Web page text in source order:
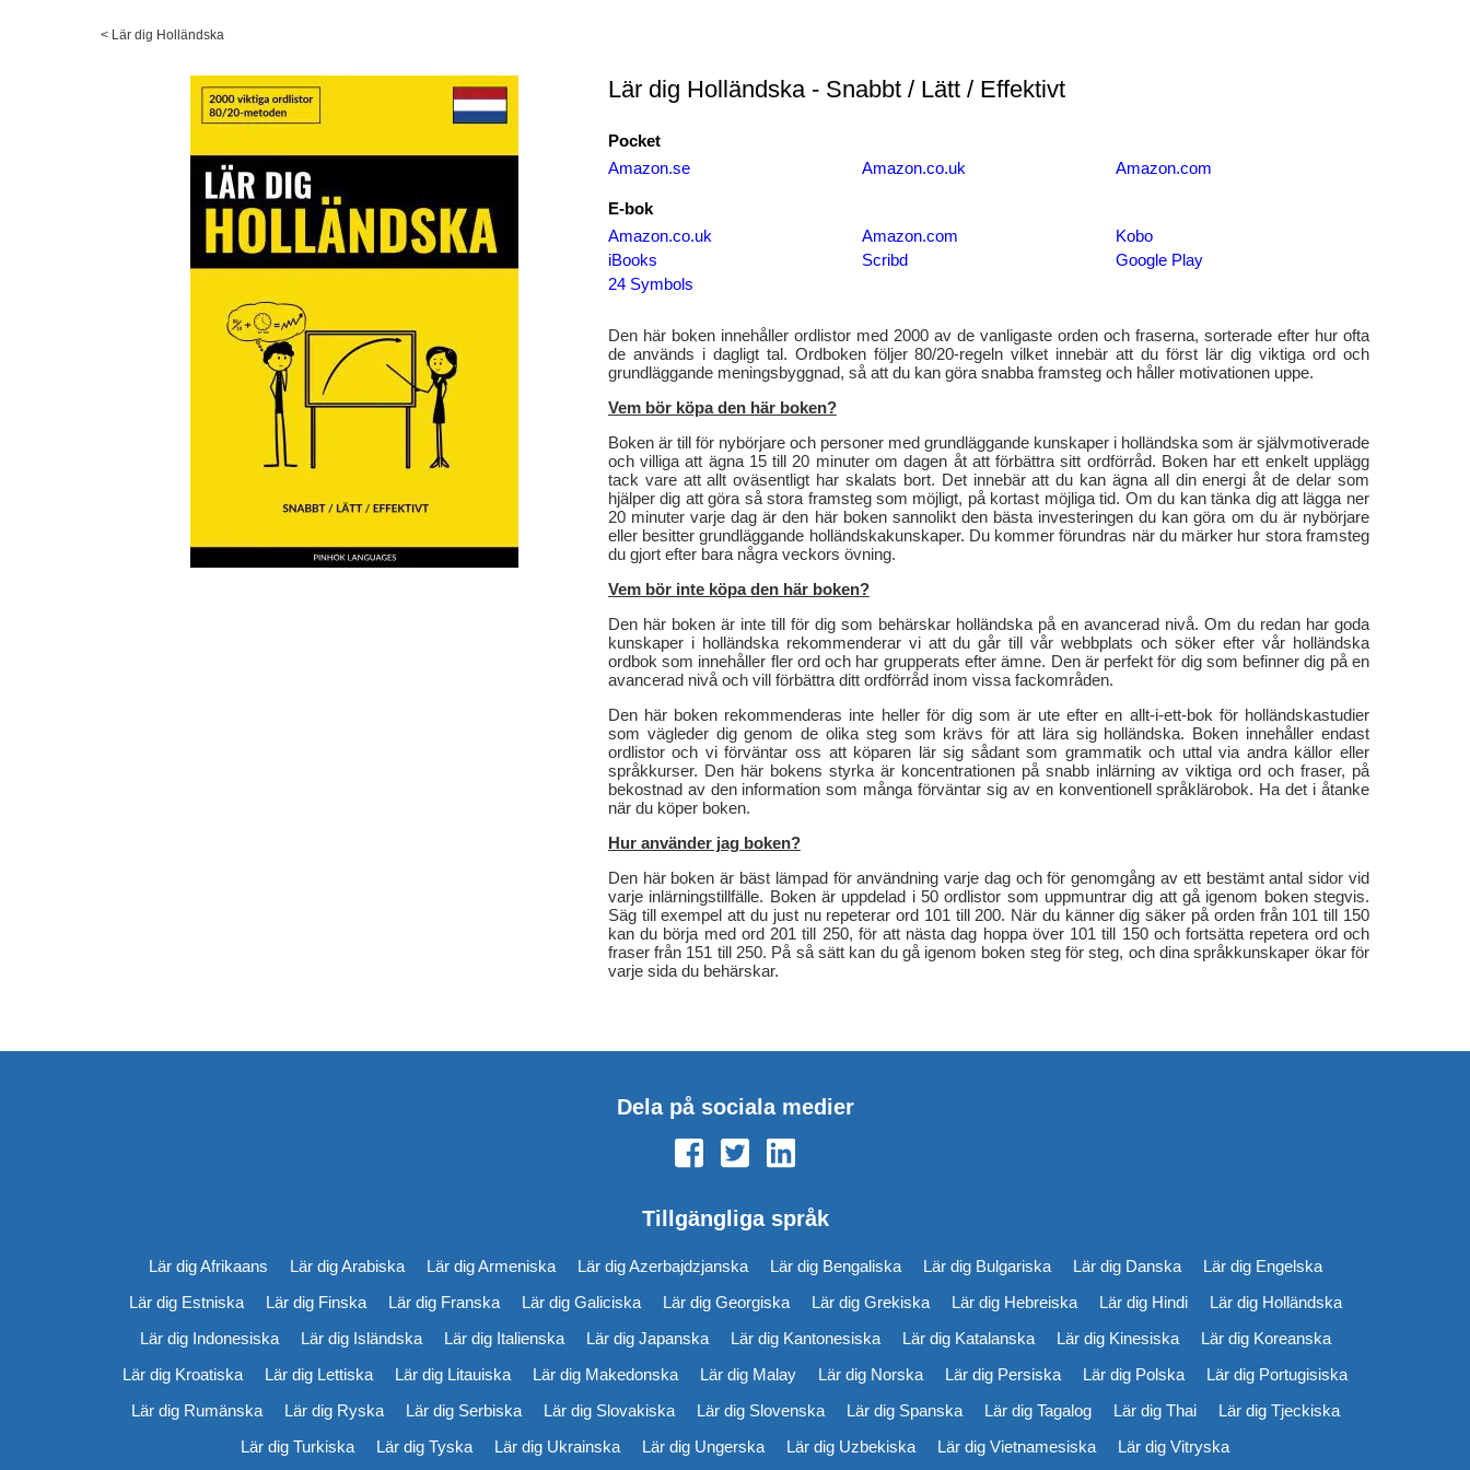
< Lär dig Holländska
Lär dig Holländska - Snabbt / Lätt / Effektivt
Pocket
Amazon.se
Amazon.co.uk Amazon.com
E-bok
Amazon.co.uk
Amazon.com
Kobo
iBooks
Scribd
Google Play
24 Symbols
Den här boken innehåller ordlistor med 2000 av de vanligaste orden och fraserna, sorterade efter hur ofta
de används i dagligt tal. Ordboken följer 80/20-regeln vilket innebär att du först lär dig viktiga ord och
grundläggande meningsbyggnad, så att du kan göra snabba framsteg och håller motivationen uppe.
Vem bör köpa den här boken?
Boken är till för nybörjare och personer med grundläggande kunskaper i holländska som är självmotiverade
och villiga att ägna 15 till 20 minuter om dagen åt att förbättra sitt ordförråd. Boken har ett enkelt upplägg
tack vare att allt oväsentligt har skalats bort. Det innebär att du kan ägna all din energi åt de delar som
hjälper dig att göra så stora framsteg som möjligt, på kortast möjliga tid. Om du kan tänka dig att lägga ner
20 minuter varje dag är den här boken sannolikt den bästa investeringen du kan göra om du är nybörjare
eller besitter grundläggande holländskakunskaper. Du kommer förundras när du märker hur stora framsteg
du gjort efter bara några veckors övning.
Vem bör inte köpa den här boken?
Den här boken är inte till för dig som behärskar holländska på en avancerad nivå. Om du redan har goda
kunskaper i holländska rekommenderar vi att du går till vår webbplats och söker efter vår holländska
ordbok som innehåller fler ord och har grupperats efter ämne. Den är perfekt för dig som befinner dig på en
avancerad nivå och vill förbättra ditt ordförråd inom vissa fackområden.
Den här boken rekommenderas inte heller för dig som är ute efter en allt-i-ett-bok för holländskastudier
som vägleder dig genom de olika steg som krävs för att lära sig holländska. Boken innehåller endast
ordlistor och vi förväntar oss att köparen lär sig sådant som grammatik och uttal via andra källor eller
språkkurser. Den här bokens styrka är koncentrationen på snabb inlärning av viktiga ord och fraser, på
bekostnad av den information som många förväntar sig av en konventionell språklärobok. Ha det i åtanke
när du köper boken.
Hur använder jag boken?
Den här boken är bäst lämpad för användning varje dag och för genomgång av ett bestämt antal sidor vid
varje inlärningstillfälle. Boken är uppdelad i 50 ordlistor som uppmuntrar dig att gå igenom boken stegvis.
Säg till exempel att du just nu repeterar ord 101 till 200. När du känner dig säker på orden från 101 till 150
kan du börja med ord 201 till 250, för att nästa dag hoppa över 101 till 150 och fortsätta repetera ord och
fraser från 151 till 250. På så sätt kan du gå igenom boken steg för steg, och dina språkkunskaper ökar för
varje sida du behärskar.
Dela på sociala medier
Tillgängliga språk
Lär dig Afrikaans Lär dig Arabiska Lär dig Armeniska Lär dig Azerbajdzjanska Lär dig Bengaliska Lär dig Bulgariska Lär dig Danska
Lär dig Engelska
Lär dig Estniska
Lär dig Finska Lär dig Franska Lär dig Galiciska Lär dig Georgiska Lär dig Grekiska Lär dig Hebreiska Lär dig Hindi
Lär dig Holländska
Lär dig Indonesiska
Lär dig Isländska Lär dig Italienska Lär dig Japanska Lär dig Kantonesiska Lär dig Katalanska Lär dig Kinesiska
Lär dig Koreanska
Lär dig Kroatiska
Lär dig Lettiska Lär dig Litauiska Lär dig Makedonska Lär dig Malay Lär dig Norska Lär dig Persiska Lär dig Polska
Lär dig Portugisiska
Lär dig Rumänska
Lär dig Ryska Lär dig Serbiska Lär dig Slovakiska Lär dig Slovenska Lär dig Spanska Lär dig Tagalog Lär dig Thai
Lär dig Tjeckiska
Lär dig Turkiska
Lär dig Tyska Lär dig Ukrainska Lär dig Ungerska Lär dig Uzbekiska Lär dig Vietnamesiska Lär dig Vitryska